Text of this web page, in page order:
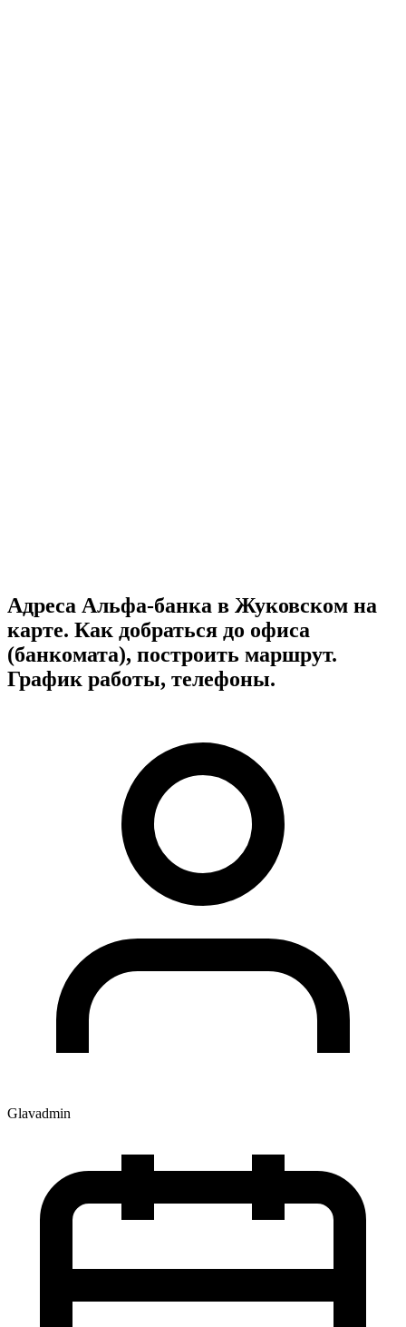
Адреса Альфа-банка в Жуковском на
карте. Как добраться до офиса
(банкомата), построить маршрут.
График работы, телефоны.
Glavadmin